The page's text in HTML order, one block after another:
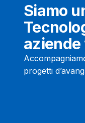
Siamo
progetti